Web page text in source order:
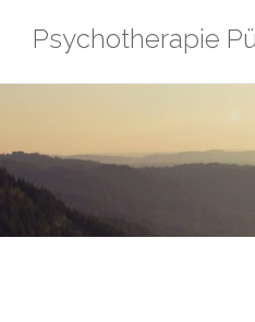
InhaltPsychotherapie